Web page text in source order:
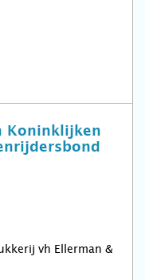
Koninklijken
vh Ellerman &